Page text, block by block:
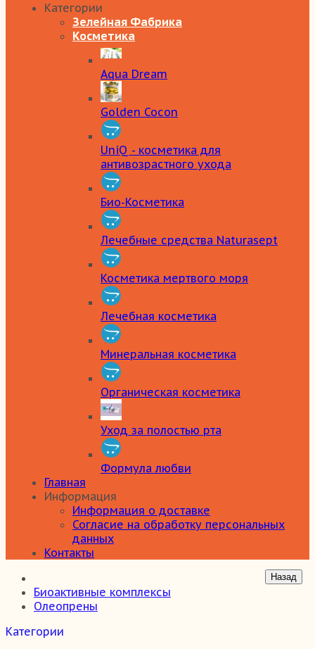
Категории
Зелейная Фабрика
Косметика
Aqua Dream
Golden Cocon
UniQ - косметика для
антивозрастного ухода
Био-Косметика
Лечебные средства Naturasept
Косметика мертвого моря
Лечебная косметика
Минеральная косметика
Органическая косметика
Уход за полостью рта
Формула любви
Главная
Информация
Информация о доставке
Согласие на обработку персональных
данных
Контакты
Биоактивные комплексы
Олеопрены
Категории